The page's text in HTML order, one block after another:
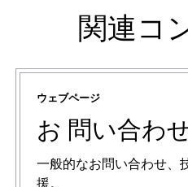
関連コ
ウェブページ
お 問い合わ
一般的なお問い合わせ、
援。